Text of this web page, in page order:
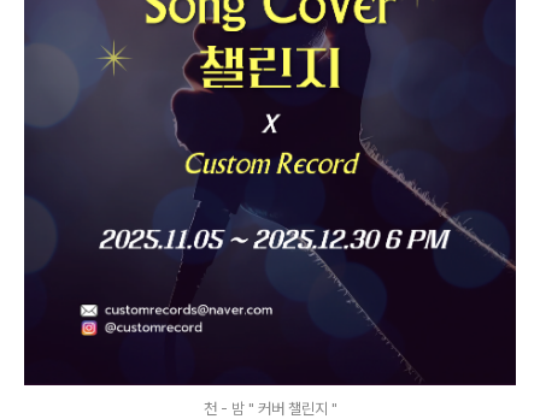
천 - 밤 " 커버 챌린지 "